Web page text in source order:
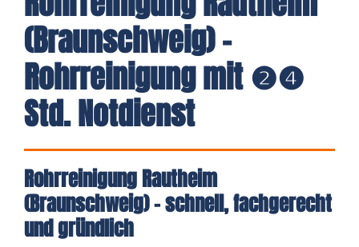
(Braunschweig) -
Rohrreinigung mit ❷❹
Std. Notdienst
Rohrreinigung Rautheim
(Braunschweig) – schnell, fachgerecht
und gründlich